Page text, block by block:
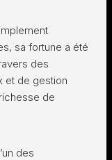
sa fortune a été
des
et de gestion
de
des